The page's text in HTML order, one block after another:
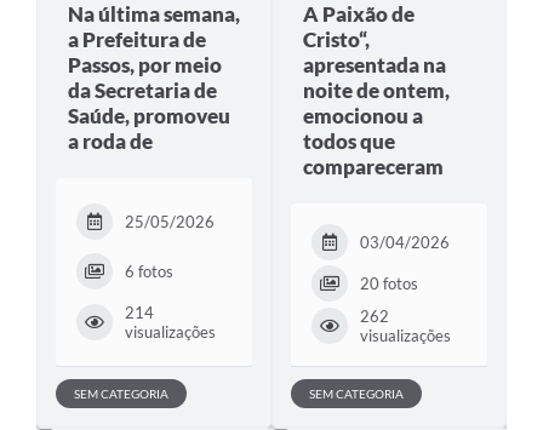
Na última semana,
a Prefeitura de
Passos, por meio
da Secretaria de
Saúde, promoveu
a roda de
25/05/2026
6 fotos
214
visualizações
SEM CATEGORIA
A Paixão de
Cristo“,
apresentada na
noite de ontem,
emocionou a
todos que
compareceram
03/04/2026
20 fotos
262
visualizações
SEM CATEGORIA